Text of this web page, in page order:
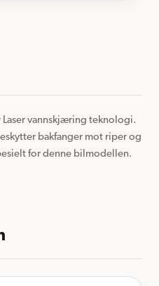
Laser vannskjæring teknologi.
bakfanger mot riper og
for denne bilmodellen.